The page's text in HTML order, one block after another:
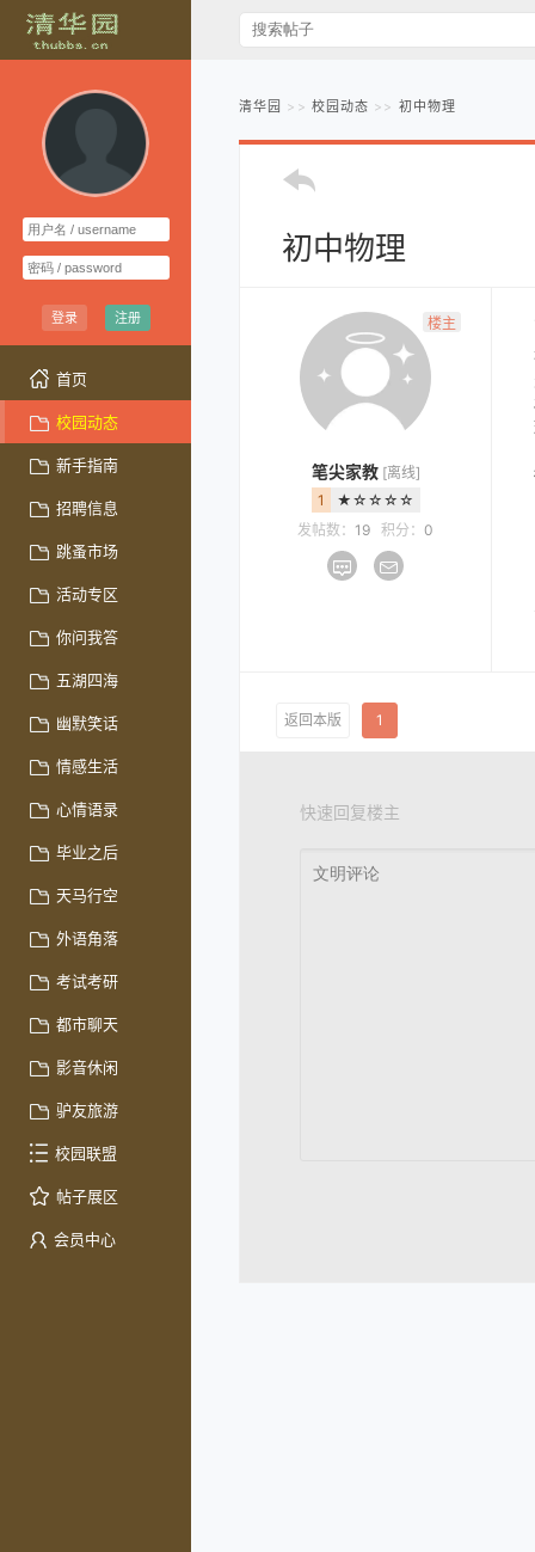
登录 注册
首页
校园动态
新手指南
招聘信息
跳蚤市场
活动专区
你问我答
五湖四海
幽默笑话
情感生活
心情语录
毕业之后
天马行空
外语角落
考试考研
都市聊天
影音休闲
驴友旅游
校园联盟
帖子展区
会员中心
清华园 校园动态 初中物理
初中物理
楼主
笔尖家教 [离线]
1
★☆☆☆☆
发帖数： 19 积分： 0
返回本版 1
快速回复楼主